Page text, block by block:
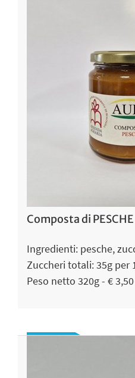
Composta di PESCHE
Ingredienti: pesche,
Zuccheri totali: 35g
Peso netto 320g - € 3,50